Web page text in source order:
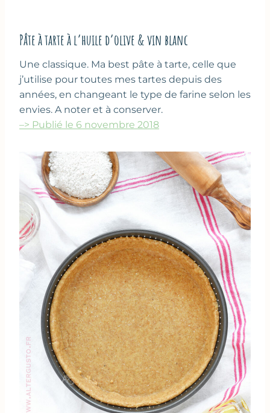
Pâte à tarte à l’huile d’olive & vin blanc
Une classique. Ma best pâte à tarte, celle que
j’utilise pour toutes mes tartes depuis des
années, en changeant le type de farine selon les
envies. A noter et à conserver.
–> Publié le 6 novembre 2018